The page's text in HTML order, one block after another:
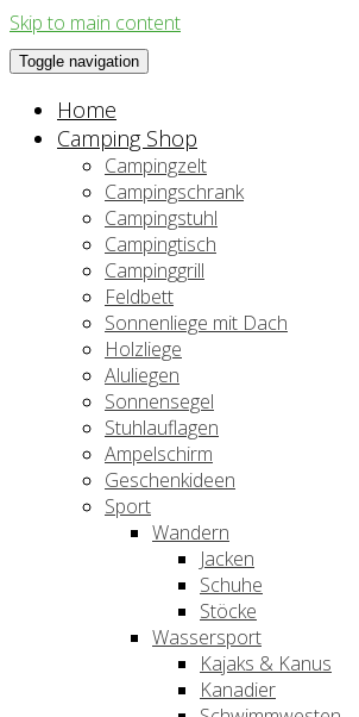
Skip to main content
Toggle navigation
Home
Camping Shop
Campingzelt
Campingschrank
Campingstuhl
Campingtisch
Campinggrill
Feldbett
Sonnenliege mit Dach
Holzliege
Aluliegen
Sonnensegel
Stuhlauflagen
Ampelschirm
Geschenkideen
Sport
Wandern
Jacken
Schuhe
Stöcke
Wassersport
Kajaks & Kanus
Kanadier